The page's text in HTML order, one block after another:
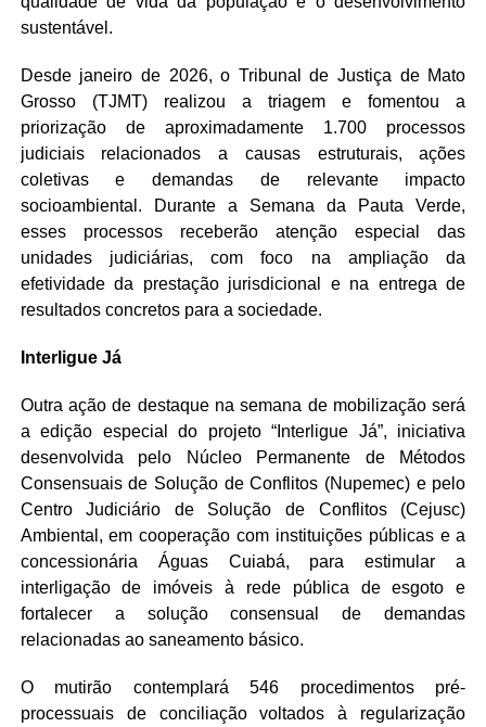
sustentável.
Desde janeiro de 2026, o Tribunal de Justiça de Mato
Grosso (TJMT) realizou a triagem e fomentou a
priorização de aproximadamente 1.700 processos
judiciais relacionados a causas estruturais, ações
coletivas e demandas de relevante impacto
socioambiental. Durante a Semana da Pauta Verde,
esses processos receberão atenção especial das
unidades judiciárias, com foco na ampliação da
efetividade da prestação jurisdicional e na entrega de
resultados concretos para a sociedade.
Interligue Já
Outra ação de destaque na semana de mobilização será
a edição especial do projeto “Interligue Já”, iniciativa
desenvolvida pelo Núcleo Permanente de Métodos
Consensuais de Solução de Conflitos (Nupemec) e pelo
Centro Judiciário de Solução de Conflitos (Cejusc)
Ambiental, em cooperação com instituições públicas e a
concessionária Águas Cuiabá, para estimular a
interligação de imóveis à rede pública de esgoto e
fortalecer a solução consensual de demandas
relacionadas ao saneamento básico.
O mutirão contemplará 546 procedimentos pré-
processuais de conciliação voltados à regularização